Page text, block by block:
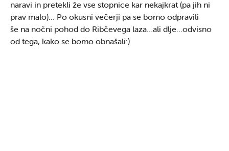
naravi in pretekli že vse stopnice kar nekajkrat (pa jih ni
prav malo)… Po okusni večerji pa se bomo odpravili
še na nočni pohod do Ribčevega laza…ali dlje…odvisno
od tega, kako se bomo obnašali:)